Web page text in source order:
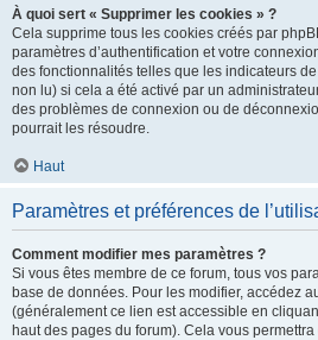
À quoi sert « Supprimer les cookies » ?
Cela supprime tous les cookies créés par
paramètres d’authentification et votre
des fonctionnalités telles que les indicateurs
non lu) si cela a été activé par un
des problèmes de connexion ou de
pourrait les résoudre.
Haut
Paramètres et préférences de
Comment modifier mes paramètres ?
Si vous êtes membre de ce forum, tous vos
base de données. Pour les modifier, accédez
(généralement ce lien est accessible en
haut des pages du forum). Cela vous